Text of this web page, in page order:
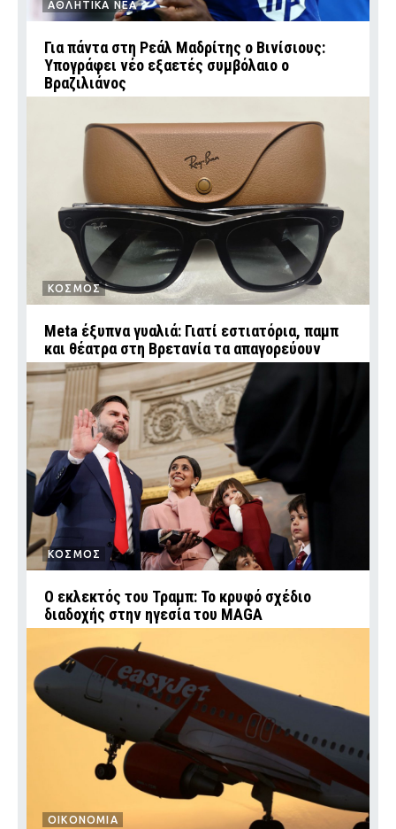
ΑΘΛΗΤΙΚΑ ΝΕΑ
Για πάντα στη Ρεάλ Μαδρίτης ο Βινίσιους:
Υπογράφει νέο εξαετές συμβόλαιο ο
Βραζιλιάνος
ΚΟΣΜΟΣ
Meta έξυπνα γυαλιά: Γιατί εστιατόρια, παμπ
και θέατρα στη Βρετανία τα απαγορεύουν
ΚΟΣΜΟΣ
Ο εκλεκτός του Τραμπ: Το κρυφό σχέδιο
διαδοχής στην ηγεσία του MAGA
ΟΙΚΟΝΟΜΙΑ